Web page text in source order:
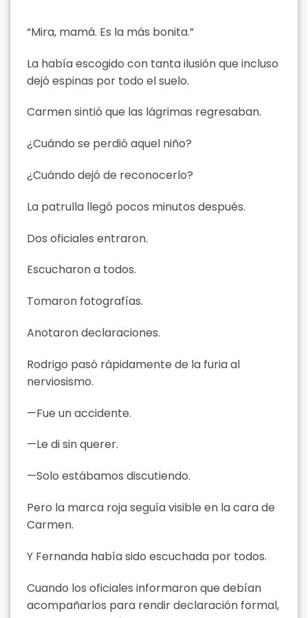
“Mira, mamá. Es la más bonita.”
La había escogido con tanta ilusión que incluso
dejó espinas por todo el suelo.
Carmen sintió que las lágrimas regresaban.
¿Cuándo se perdió aquel niño?
¿Cuándo dejó de reconocerlo?
La patrulla llegó pocos minutos después.
Dos oficiales entraron.
Escucharon a todos.
Tomaron fotografías.
Anotaron declaraciones.
Rodrigo pasó rápidamente de la furia al
nerviosismo.
—Fue un accidente.
—Le di sin querer.
—Solo estábamos discutiendo.
Pero la marca roja seguía visible en la cara de
Carmen.
Y Fernanda había sido escuchada por todos.
Cuando los oficiales informaron que debían
acompañarlos para rendir declaración formal,